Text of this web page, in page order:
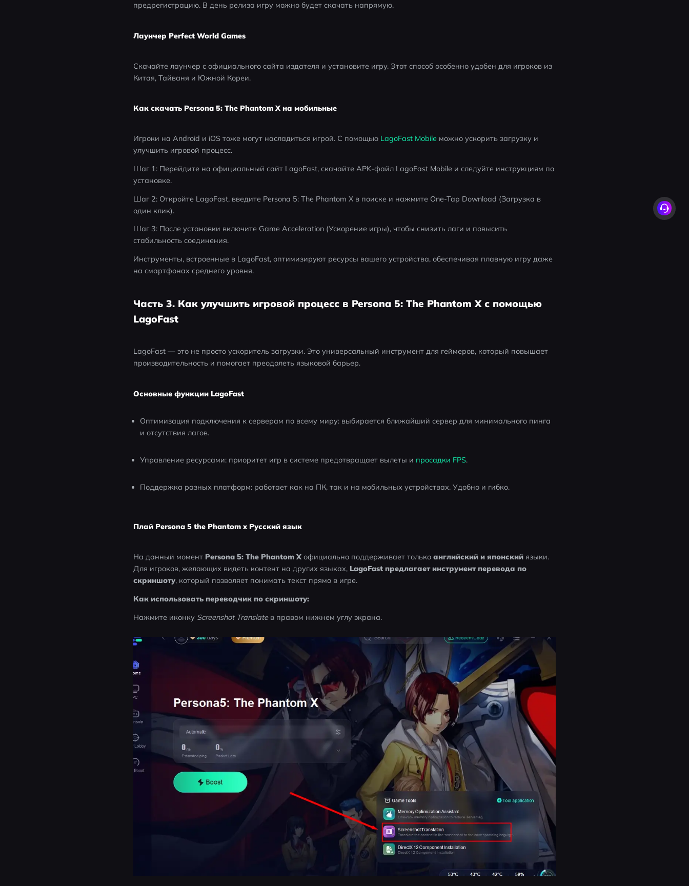
предрегистрацию. В день релиза игру можно будет скачать напрямую.
Лаунчер Perfect World Games
Скачайте лаунчер с официального сайта издателя и установите игру. Этот способ особенно удобен для игроков из
Китая, Тайваня и Южной Кореи.
Как скачать Persona 5: The Phantom X на мобильные
Игроки на Android и iOS тоже могут насладиться игрой. С помощью LagoFast Mobile можно ускорить загрузку и
улучшить игровой процесс.
Шаг 1: Перейдите на официальный сайт LagoFast, скачайте APK-файл LagoFast Mobile и следуйте инструкциям по
установке.
Шаг 2: Откройте LagoFast, введите Persona 5: The Phantom X в поиске и нажмите One-Tap Download (Загрузка в
один клик).
Шаг 3: После установки включите Game Acceleration (Ускорение игры), чтобы снизить лаги и повысить
стабильность соединения.
Инструменты, встроенные в LagoFast, оптимизируют ресурсы вашего устройства, обеспечивая плавную игру даже
на смартфонах среднего уровня.
Часть 3. Как улучшить игровой процесс в Persona 5: The Phantom X с помощью
LagoFast
LagoFast — это не просто ускоритель загрузки. Это универсальный инструмент для геймеров, который повышает
производительность и помогает преодолеть языковой барьер.
Основные функции LagoFast
Оптимизация подключения к серверам по всему миру: выбирается ближайший сервер для минимального пинга
и отсутствия лагов.
Управление ресурсами: приоритет игр в системе предотвращает вылеты и просадки FPS.
Поддержка разных платформ: работает как на ПК, так и на мобильных устройствах. Удобно и гибко.
Плай Persona 5 the Phantom x Pусский язык
На данный момент Persona 5: The Phantom X официально поддерживает только английский и японский языки.
Для игроков, желающих видеть контент на других языках, LagoFast предлагает инструмент перевода по
скриншоту, который позволяет понимать текст прямо в игре.
Как использовать переводчик по скриншоту:
Нажмите иконку Screenshot Translate в правом нижнем углу экрана.